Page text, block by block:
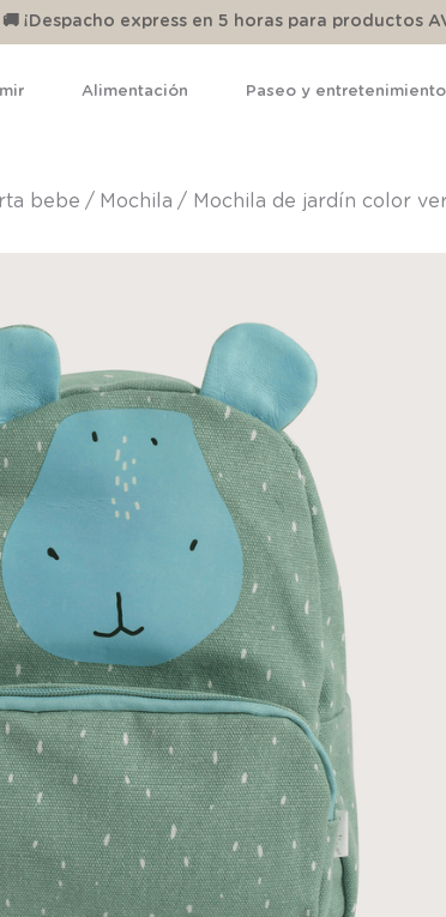
🚚 ¡Despacho express en 5 horas para productos
Alimentación Paseo y entretenimiento
bebe mochila Mochila de jardín color
1.
pijama
4.
panty
6 .
7.
8.
saco dormir
9.
saco
10. zapatillas niño